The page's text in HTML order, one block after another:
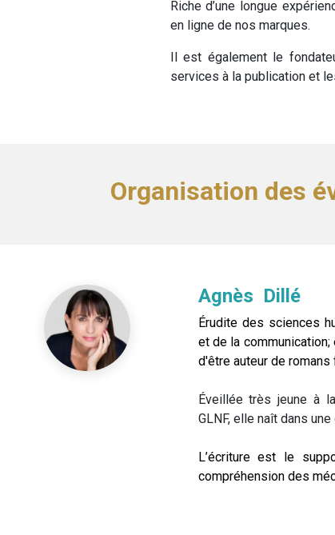
Riche d’une longue
en ligne de nos marques.
Il est également le
services à la publication et
Organisation des
Agnès Dillé
Érudite des sciences
et de la
d'être auteur de
Éveillée très jeune à
GLNF, elle naît dans
L’écriture est le
compréhension des